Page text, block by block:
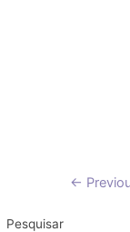
Navegação
artigos
←
Pesquisar